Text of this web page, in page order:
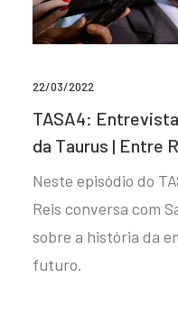
22/03/2022
TASA4:
da Taurus | Entre
Neste episódio do
Reis conversa com
sobre a história da
futuro.